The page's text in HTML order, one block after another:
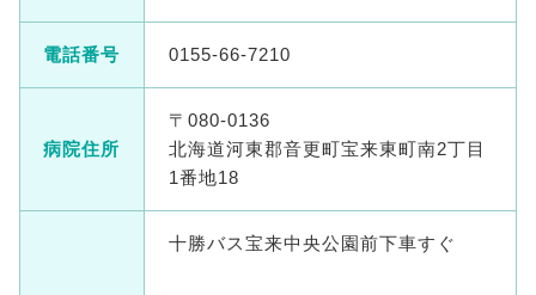
電話番号 0155-66-7210
病院住所
〒080-0136
北海道河東郡音更町宝来東町南2丁目
1番地18
十勝バス宝来中央公園前下車すぐ